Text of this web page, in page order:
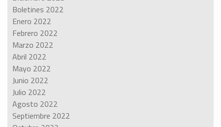
Boletines 2022
Enero 2022
Febrero 2022
Marzo 2022
Abril 2022
Mayo 2022
Junio 2022
Julio 2022
Agosto 2022
Septiembre 2022